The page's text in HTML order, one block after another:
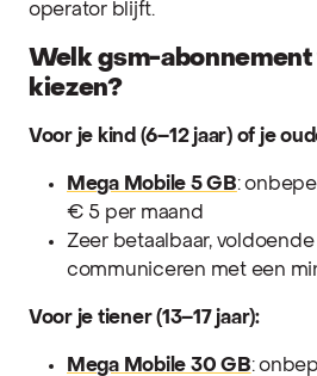
operator blijft.
Welk gsm-abonnement
kiezen?
Voor je kind (6–12 jaar) of je
Mega Mobile 5 GB:
€ 5 per maand
Zeer betaalbaar,
communiceren met een
Voor je tiener (13–17 jaar):
Mega Mobile 30 GB: